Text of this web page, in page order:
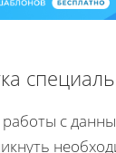
работы с